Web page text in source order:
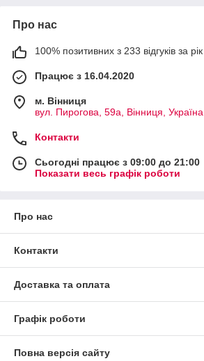
Про нас
100% позитивних з 233 відгуків за рік
Працює з 16.04.2020
м. Вінниця
вул. Пирогова, 59а, Вінниця, Україна
Контакти
Сьогодні працює з 09:00 до 21:00
Показати весь графік роботи
Про нас
Контакти
Доставка та оплата
Графік роботи
Повна версія сайту